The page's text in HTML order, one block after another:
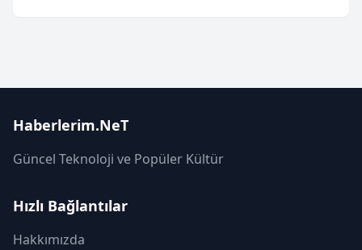
Haberlerim.NeT
Güncel Teknoloji ve Popüler Kültür
Hızlı Bağlantılar
Hakkımızda